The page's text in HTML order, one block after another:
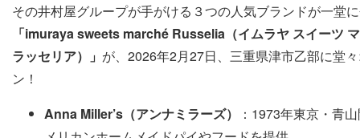
その井村屋グループが手がける３つの人気ブランドが一堂
「imuraya sweets marché Russelia（イムラヤ スイーツ
ラッセリア）」 が、2026年2月27日、三重県津市乙部に堂
ン！
Anna Miller’s（アンナミラーズ）
：1973年東京・青